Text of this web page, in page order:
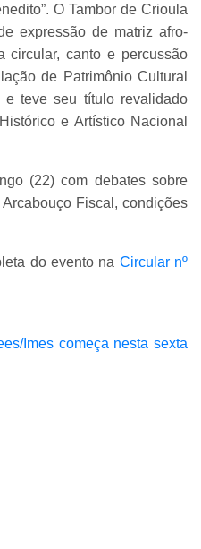
O Tambor de Crioula
expressão de matriz afro-
circular, canto e percussão
de Patrimônio Cultural
e teve seu título revalidado
e Artístico Nacional
(22) com debates sobre
Fiscal, condições
do evento na Circular nº
Imes começa nesta sexta